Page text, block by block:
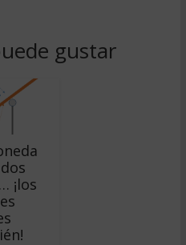
gustar
¡los